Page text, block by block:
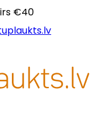
€40